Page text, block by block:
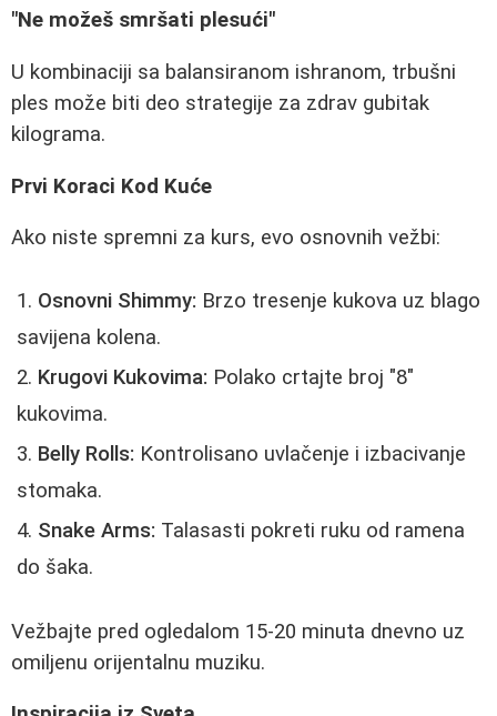
"Ne možeš smršati plesući"
U kombinaciji sa balansiranom ishranom, trbušni
ples može biti deo strategije za zdrav gubitak
kilograma.
Prvi Koraci Kod Kuće
Ako niste spremni za kurs, evo osnovnih vežbi:
Osnovni Shimmy: Brzo tresenje kukova uz blago
savijena kolena.
Krugovi Kukovima: Polako crtajte broj "8"
kukovima.
Belly Rolls: Kontrolisano uvlačenje i izbacivanje
stomaka.
Snake Arms: Talasasti pokreti ruku od ramena
do šaka.
Vežbajte pred ogledalom 15-20 minuta dnevno uz
omiljenu orijentalnu muziku.